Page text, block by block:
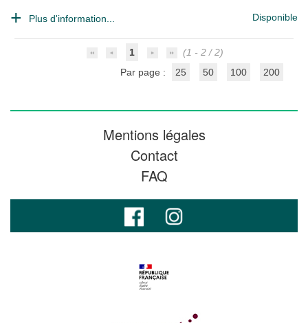
Plus d'information... Disponible
1
(1 - 2 / 2)
Par page :
25 50 100 200
Mentions légales
Contact
FAQ